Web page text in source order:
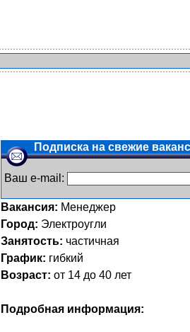
Подписка на свежие
Ваш e-mail:
Вакансия: Менеджер
Город: Электроугли
Занятость: частичная
График: гибкий
Возраст: от 14 до 40 лет
Подробная информация: